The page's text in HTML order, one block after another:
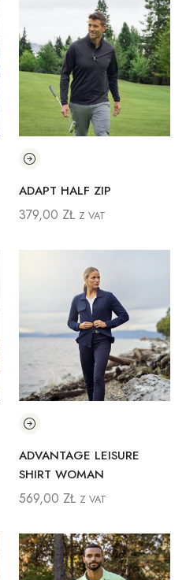
ADAPT HALF ZIP
379,00 ZŁ Z VAT
ADVANTAGE LEISURE
SHIRT WOMAN
569,00 ZŁ Z VAT